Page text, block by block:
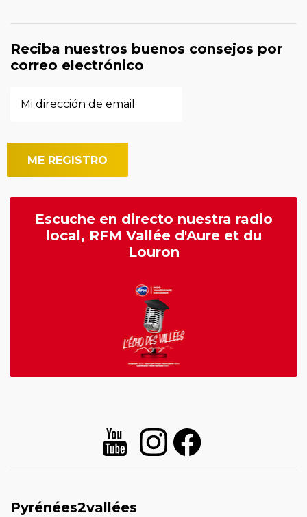
Reciba nuestros buenos consejos por
correo electrónico
Escuche en directo nuestra radio
local, RFM Vallée d'Aure et du
Louron
Pyrénées2vallées